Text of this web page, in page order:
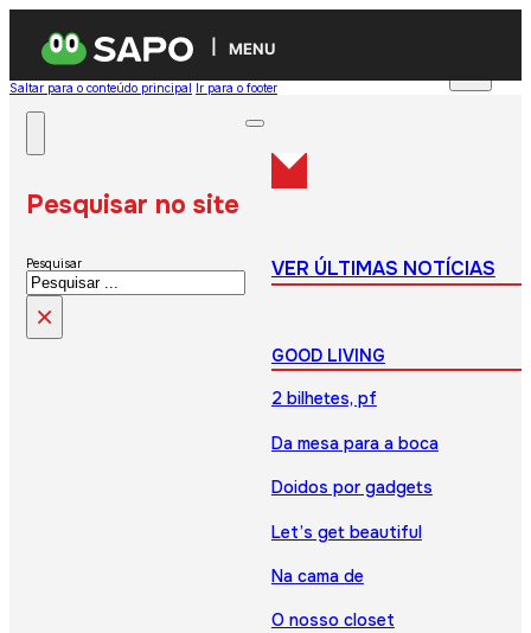
MENU
Saltar para o conteúdo principal Ir para o footer
Pesquisar no site
Pesquisar
×
VER ÚLTIMAS NOTÍCIAS
GOOD LIVING
2 bilhetes, pf
Da mesa para a boca
Doidos por gadgets
Let’s get beautiful
Na cama de
O nosso closet